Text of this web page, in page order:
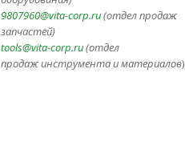
9807960@vita-corp.ru(отдел продаж
запчастей)
tools@vita-corp.ru(отдел
продаж инструмента иматериалов)